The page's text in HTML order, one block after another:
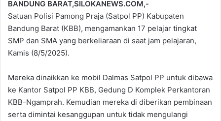
BANDUNG BARAT,SILOKANEWS.COM,-
Satuan Polisi Pamong Praja (Satpol PP) Kabupaten
Bandung Barat (KBB), mengamankan 17 pelajar tingkat
SMP dan SMA yang berkeliaraan di saat jam pelajaran,
Kamis (8/5/2025).
Mereka dinaikkan ke mobil Dalmas Satpol PP untuk dibawa
ke Kantor Satpol PP KBB, Gedung D Komplek Perkantoran
KBB-Ngamprah. Kemudian mereka di diberikan pembinaan
serta dimintai kesanggupan untuk tidak mengulangi